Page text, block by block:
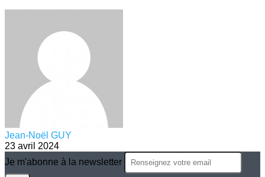
Jean-Noël GUY
23 avril 2024
Je m'abonne à la newsletter